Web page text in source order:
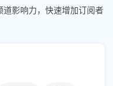
影响力，快速增加订阅者